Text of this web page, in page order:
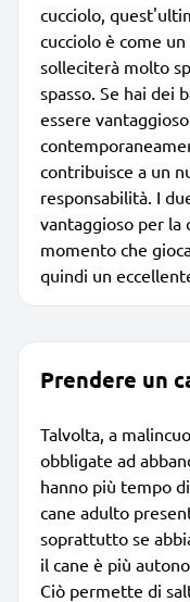
cucciolo,
cucciolo è come
solleciterà molto
spasso. Se hai dei
essere
contribuisce a un
responsabilità. I
vantaggioso per la
momento che
quindi un
Prendere un
Talvolta, a
obbligate ad
hanno più tempo
cane adulto
soprattutto se
il cane è più
Ciò permette di